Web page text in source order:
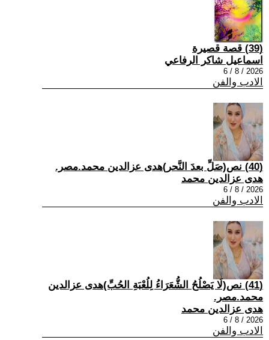
(39) قصة قصيرة
اسماعيل شاكر الرفاعي
2026 / 8 / 6
الادب والفن
(40) نص(صَلِّ بعدَ النَّحر)هدى عزالدين محمد.مصر.
هدى عزالدين محمد
2026 / 8 / 6
الادب والفن
(41) نص(لَا يَصْلُحُ الشُّعَرَاءُ لِلُعْبَةِ الحُبِّ)هدى عزالدين
محمد.مصر.
هدى عزالدين محمد
2026 / 8 / 6
الادب والفن